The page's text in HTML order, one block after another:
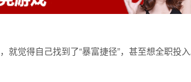
觉得自己找到了“暴富捷径”，甚至想全职投入